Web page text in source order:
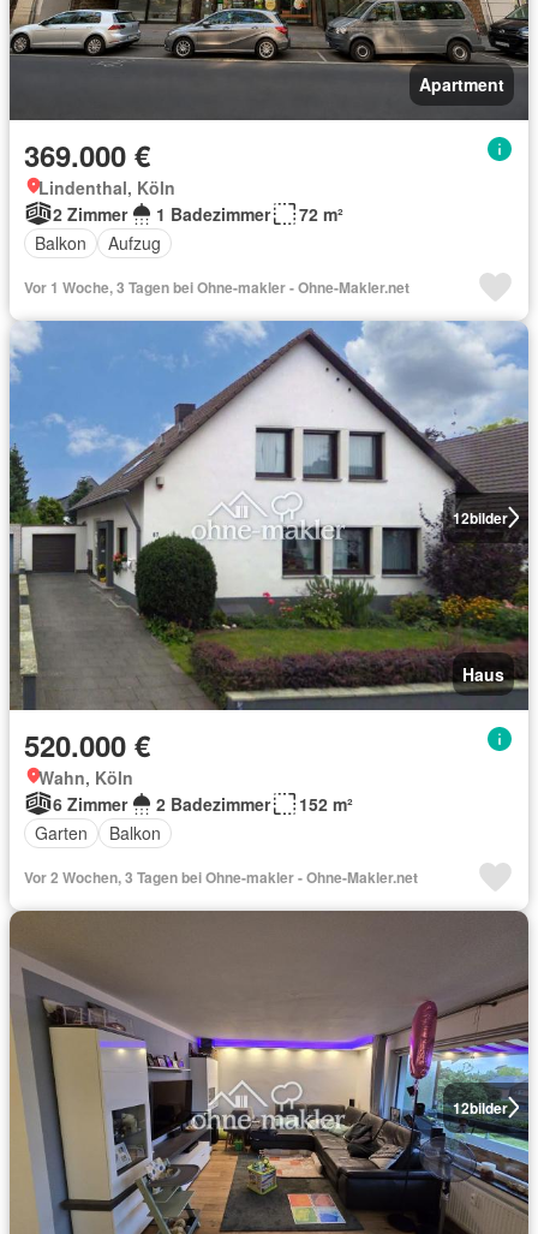
Apartment
369.000 €
Lindenthal, Köln
2 Zimmer
1 Badezimmer
72 m²
Balkon
Aufzug
Vor 1 Woche, 3 Tagen bei Ohne-makler - Ohne-Makler.net
12bilder
Haus
520.000 €
Wahn, Köln
6 Zimmer
2 Badezimmer
152 m²
Garten
Balkon
Vor 2 Wochen, 3 Tagen bei Ohne-makler - Ohne-Makler.net
12bilder